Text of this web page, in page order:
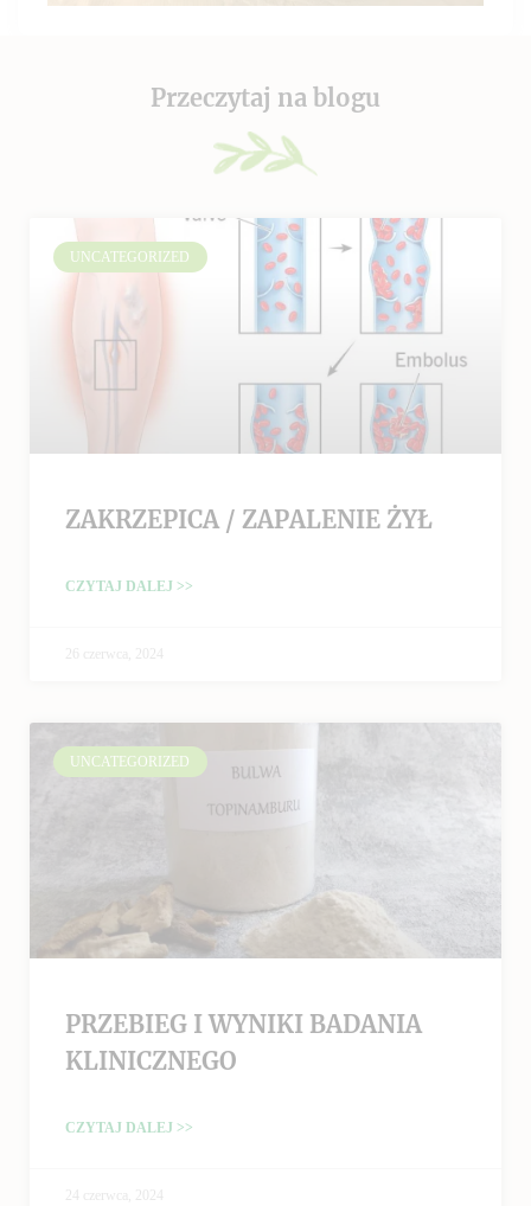
Przeczytaj na blogu
UNCATEGORIZED
ZAKRZEPICA / ZAPALENIE ŻYŁ
CZYTAJ DALEJ >>
26 czerwca, 2024
UNCATEGORIZED
PRZEBIEG I WYNIKI BADANIA
KLINICZNEGO
CZYTAJ DALEJ >>
24 czerwca, 2024